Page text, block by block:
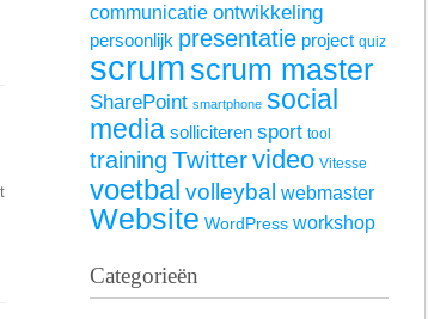
communicatie ontwikkeling
persoonlijk presentatie project quiz
scrum scrum master
SharePoint smartphone social
media solliciteren sport tool
training Twittervideo Vitesse
voetbal volleybal webmaster
Website WordPress workshop
Categorieën